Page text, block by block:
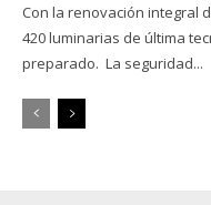
Con la renovación integral
420 luminarias de última
preparado. La seguridad...